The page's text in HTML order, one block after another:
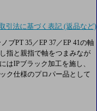
引法に基づく表記 (返品など)
ブPT 35／EP 37／EP 41の軸
指と親指で軸をつまみなが
はIPブラック加工を施し、
ク仕様のプロパー品として